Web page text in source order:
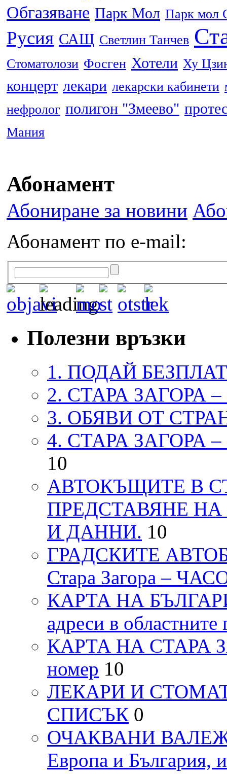
Обгазяване Парк Мол Парк мол
Русия САЩ Светлин Танчев
Стоматолози Фосген Хотели Ху
концерт лекари лекарски кабинети
нефролог полигон "Змеево"
Мания
Абонамент
Абониране за новини
Абонамент по e-mail:
Полезни връзки
1. ПОДАЙ
2. СТАРА ЗАГОРА
3. ОБЯВИ ОТ
4. СТАРА ЗАГОРА
10
АВТОКЪЩИТЕ В
ПРЕДСТАВЯНЕ
И ДАННИ. 10
ГРАДСКИТЕ
Стара Загора –
КАРТА НА
адреси в областните
КАРТА НА СТАРА
номер 10
ЛЕКАРИ И
СПИСЪК 0
ОЧАКВАНИ ВАЛЕЖИ
Европа и България,